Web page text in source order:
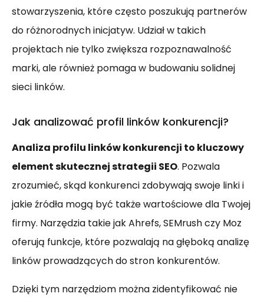
stowarzyszenia, które często poszukują partnerów
do różnorodnych inicjatyw. Udział w takich
projektach nie tylko zwiększa rozpoznawalność
marki, ale również pomaga w budowaniu solidnej
sieci linków.
Jak analizować profil linków konkurencji?
Analiza profilu linków konkurencji to kluczowy
element skutecznej strategii SEO. Pozwala
zrozumieć, skąd konkurenci zdobywają swoje linki i
jakie źródła mogą być także wartościowe dla Twojej
firmy. Narzędzia takie jak Ahrefs, SEMrush czy Moz
oferują funkcje, które pozwalają na głęboką analizę
linków prowadzących do stron konkurentów.
Dzięki tym narzędziom można zidentyfikować nie